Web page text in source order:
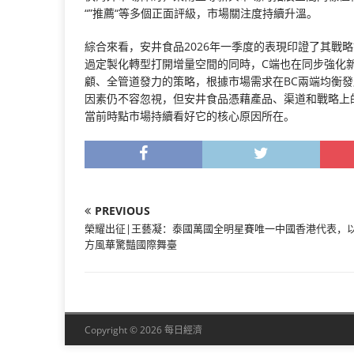
“”推薦“等多個正面評級，市場關注度持續升溫。
綜合來看，安井食品2026年一季度的表現印證了其戰
過定製化轉型打開增量空間的同時，C端也在同步強
顧、全管道發力的策略，根據市場需求在BC兩端均衡
因素仍不容忽視，但安井食品憑藉產品、渠道和戰略
當前時點市場持續看好它的核心原因所在。
PREVIOUS
榮耀出征|王藝凝：泰國萬國全明星賽唯一中國香港代表，
方風華驚豔國際舞臺
Copyright © 2026 每日經濟